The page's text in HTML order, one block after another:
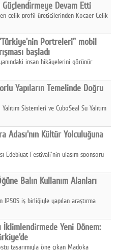
Güçlendirmeye Devam Etti
çelik profil üreticilerinden Kocaer Çelik
yükseltti.
Portreleri" mobil
başladı
insan hikâyelerini görünür
yaşamını portre fotoğraflarıyla
Yapıların Temelinde Doğru
Yalıtım Sistemleri ve CuboSeal Su Yalıtım
sunuyor.
Adası'nın Kültür Yolculuğuna
Edebiyat Festivali'nin ulaşım sponsoru
Balın Kullanım Alanları
IPSOS iş birliğiyle yapılan araştırma
tercih ettiğini ortaya koyuyor.
İklimlendirmede Yeni Dönem:
tasarımıyla öne çıkan Madoka